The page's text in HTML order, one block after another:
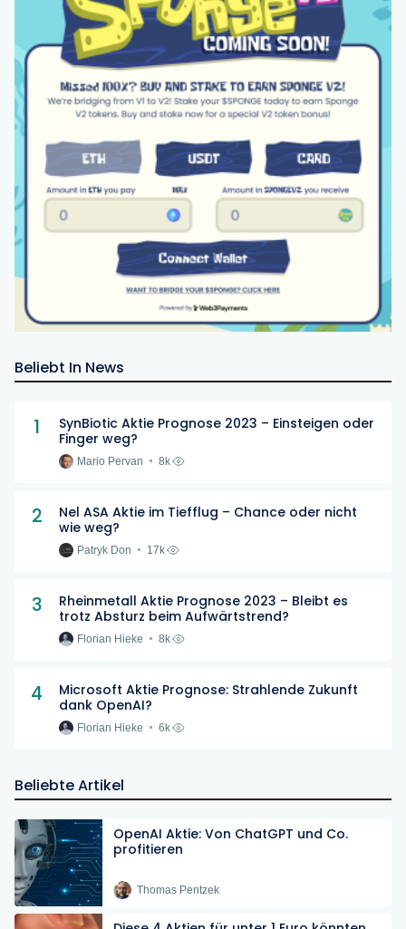
Beliebt In News
1
SynBiotic Aktie Prognose 2023 – Einsteigen oder
Finger weg?
Mario Pervan 8k
2
Nel ASA Aktie im Tiefflug – Chance oder nicht
wie weg?
Patryk Don 17k
3
Rheinmetall Aktie Prognose 2023 – Bleibt es
trotz Absturz beim Aufwärtstrend?
Florian Hieke 8k
4
Microsoft Aktie Prognose: Strahlende Zukunft
dank OpenAI?
Florian Hieke 6k
Beliebte Artikel
OpenAI Aktie: Von ChatGPT und Co.
profitieren
Thomas Pentzek